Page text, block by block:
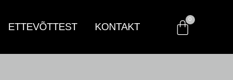
ETTEVÕTTEST KONTAKT